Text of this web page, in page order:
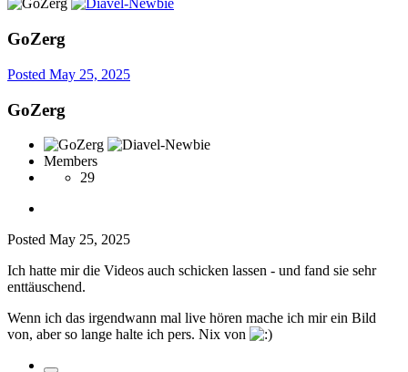
GoZerg
Posted May 25, 2025
GoZerg
Members
29
Posted May 25, 2025
Ich hatte mir die Videos auch schicken lassen - und fand sie sehr
enttäuschend.
Wenn ich das irgendwann mal live hören mache ich mir ein Bild
von, aber so lange halte ich pers. Nix von